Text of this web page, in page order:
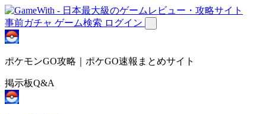
事前ガチャ ゲーム検索 ログイン
ポケモンGO攻略｜ポケGO速報まとめサイト
掲示板Q&A